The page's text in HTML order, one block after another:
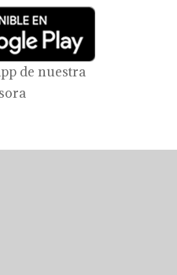
de nuestra